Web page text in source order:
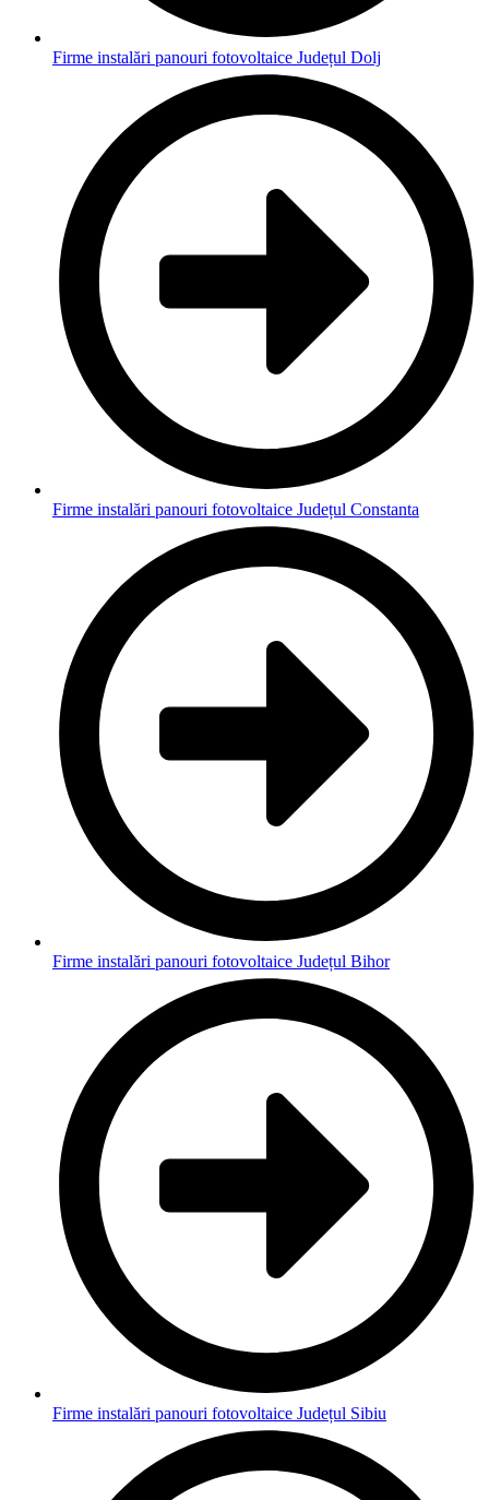
Firme instalări panouri fotovoltaice Județul Dolj
Firme instalări panouri fotovoltaice Județul Constanta
Firme instalări panouri fotovoltaice Județul Bihor
Firme instalări panouri fotovoltaice Județul Sibiu